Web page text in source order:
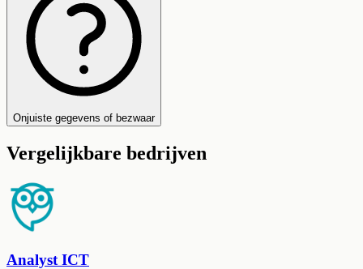
Onjuiste gegevens of bezwaar
Vergelijkbare bedrijven
Analyst ICT